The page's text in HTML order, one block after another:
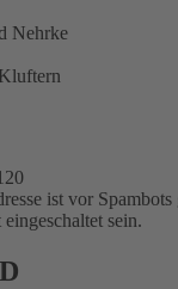
Nehrke
ist vor
sein.